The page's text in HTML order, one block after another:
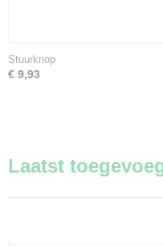
Stuurknop
€ 9,93
Laatst